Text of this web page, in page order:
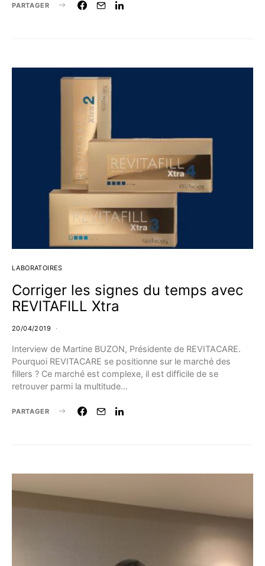
PARTAGER
LABORATOIRES
Corriger les signes du temps avec
REVITAFILL Xtra
20/04/2019
Interview de Martine BUZON, Présidente de REVITACARE.
Pourquoi REVITACARE se positionne sur le marché des
fillers ? Ce marché est complexe, il est difficile de se
retrouver parmi la multitude…
PARTAGER